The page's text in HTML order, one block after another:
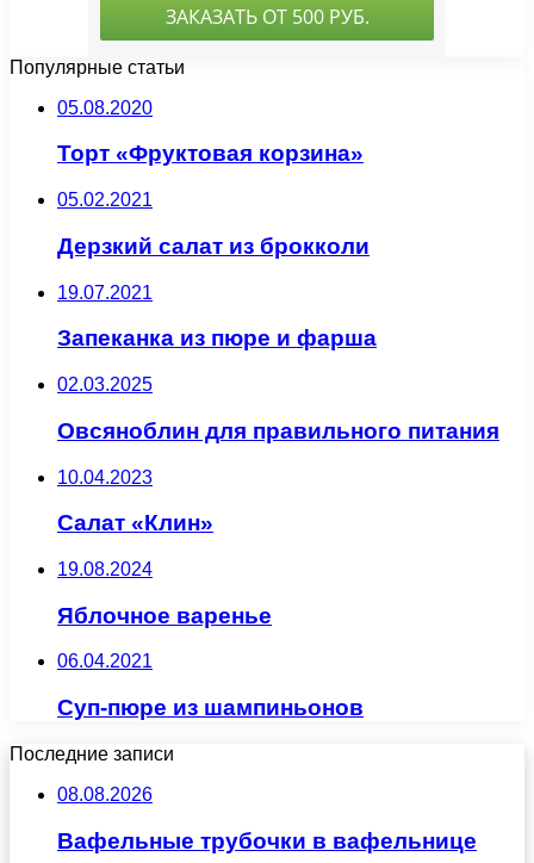
Популярные статьи
05.08.2020
Торт «Фруктовая корзина»
05.02.2021
Дерзкий салат из брокколи
19.07.2021
Запеканка из пюре и фарша
02.03.2025
Овсяноблин для правильного питания
10.04.2023
Салат «Клин»
19.08.2024
Яблочное варенье
06.04.2021
Суп-пюре из шампиньонов
Последние записи
08.08.2026
Вафельные трубочки в вафельнице